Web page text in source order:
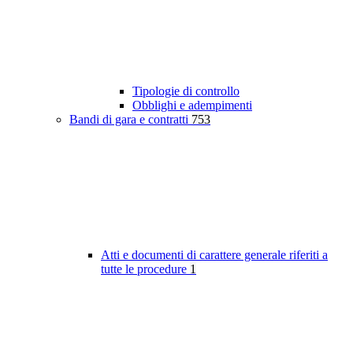
Tipologie di controllo
Obblighi e adempimenti
Bandi di gara e contratti 753
Atti e documenti di carattere generale riferiti a
tutte le procedure 1